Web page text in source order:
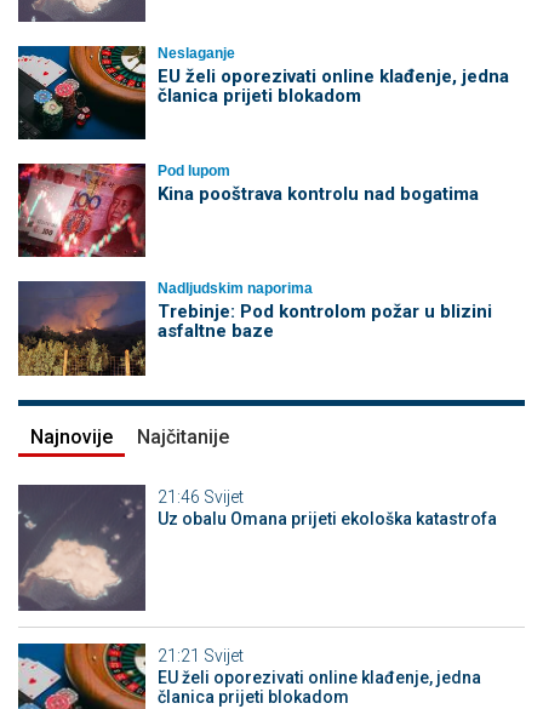
Neslaganje
EU želi oporezivati online klađenje, jedna
članica prijeti blokadom
Pod lupom
Kina pooštrava kontrolu nad bogatima
Nadljudskim naporima
Trebinje: Pod kontrolom požar u blizini
asfaltne baze
Najnovije Najčitanije
21:46 Svijet
Uz obalu Omana prijeti ekološka katastrofa
21:21 Svijet
EU želi oporezivati online klađenje, jedna
članica prijeti blokadom